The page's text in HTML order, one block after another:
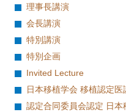
理事長講演
会長講演
特別講演
特別企画
Invited Lecture
日本移植学会 移植認定医
認定合同委員会認定 日本